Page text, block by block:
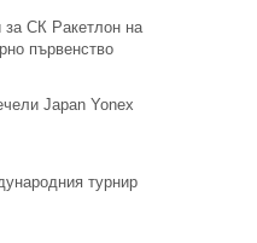
за СК Ракетлон на
първенство
Japan Yonex
турнир